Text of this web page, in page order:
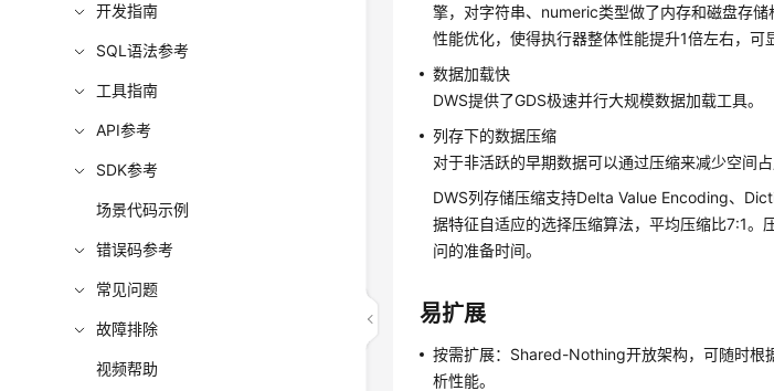
开发指南
SQL语法参考
工具指南
API参考
SDK参考
场景代码示例
错误码参考
常见问题
故障排除
视频帮助
擎，对字符串、numeric类型做了内存和磁盘存
性能优化，使得执行器整体性能提升1倍左右，可
数据加载快
DWS提供了GDS极速并行大规模数据加载工具。
列存下的数据压缩
对于非活跃的早期数据可以通过压缩来减少空间
DWS列存储压缩支持Delta Value Encoding、
据特征自适应的选择压缩算法，平均压缩比7:1
问的准备时间。
易扩展
按需扩展：Shared-Nothing开放架构，可随时根
析性能。